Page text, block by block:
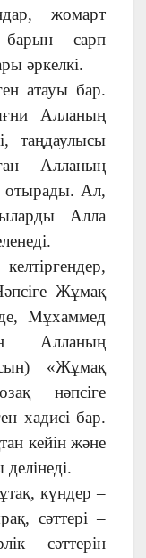
жомарт
сарп
әркелкі.
атауы бар.
Алланың
таңдаулысы
Алланың
отырады. Ал,
Алла
Жұмақ
Мұхаммед
Алланың
«Жұмақ
нәпсіге
хадисі бар.
кейін және
күндер –
сәттері –
сәттерін